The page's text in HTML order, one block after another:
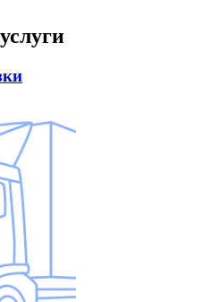
услуги